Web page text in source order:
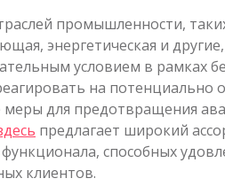
промышленности,
энергетическая и
условием в рамках
на потенциально
для предотвращения
предлагает широкий
способных
клиентов.